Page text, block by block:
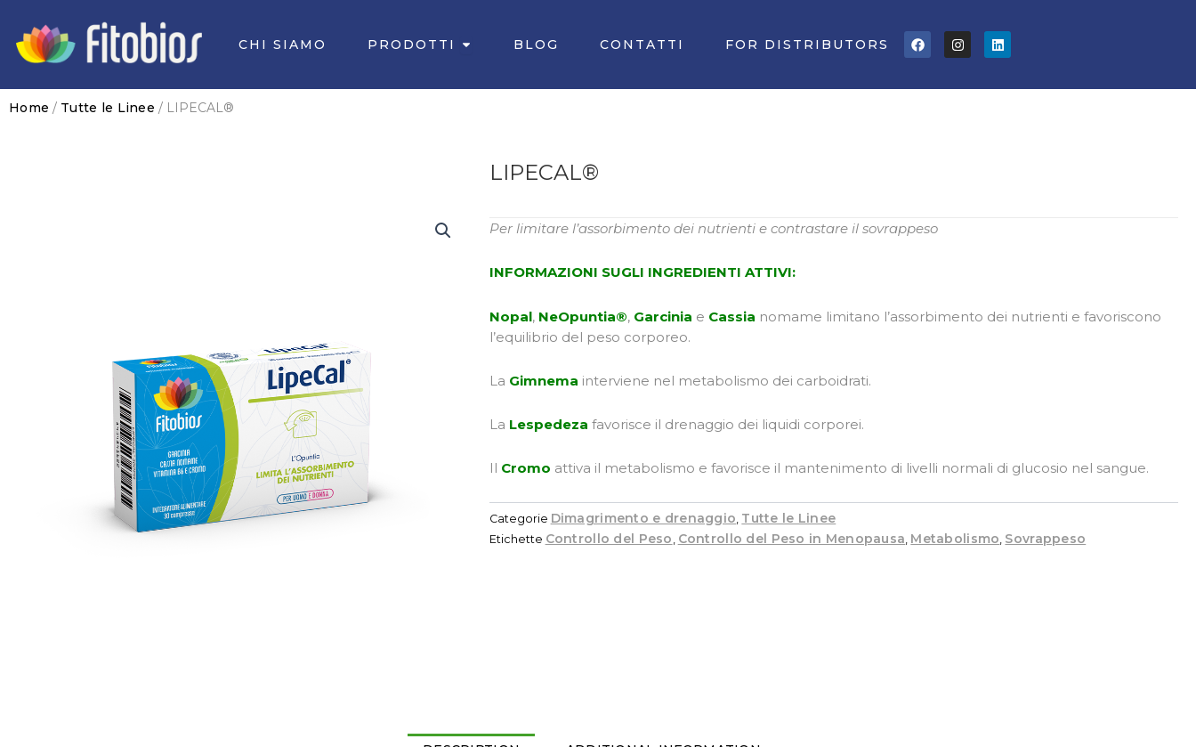
contenuto
CHI SIAMO PRODOTTI Apri PRODOTTI
BLOG CONTATTI FOR DISTRIBUTORS FacebookInstagramLinkedin
Home / Tutte le Linee / LIPECAL®
LIPECAL®
Per limitare l’assorbimento dei nutrienti e contrastare il sovrappeso
INFORMAZIONI SUGLI INGREDIENTI ATTIVI:
Nopal, NeOpuntia®, Garcinia e Cassia nomame limitano l’assorbimento dei nutrienti e favoriscono
l’equilibrio del peso corporeo.
La Gimnema interviene nel metabolismo dei carboidrati.
La Lespedeza favorisce il drenaggio dei liquidi corporei.
Il Cromo attiva il metabolismo e favorisce il mantenimento di livelli normali di glucosio nel sangue.
Categorie Dimagrimento e drenaggio Tutte le Linee
Etichette Controllo del Peso Controllo del Peso in Menopausa Metabolismo Sovrappeso